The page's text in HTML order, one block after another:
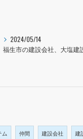
2024/05/14
福生市の建設会社、大塩建
ム 仲間 建設会社 建